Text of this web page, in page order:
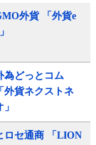
外貨 「外貨e
為どっとコム
「外貨ネクストネ
」
ロセ通商 「LION